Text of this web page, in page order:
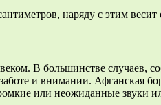
наряду с этим
В большинстве
и внимании. Афганская
или неожиданные звуки